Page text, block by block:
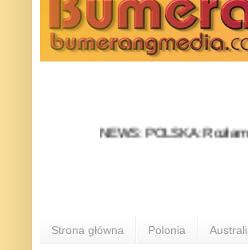
NEWS: POLSKA: Rozłam
Strona główna Polonia